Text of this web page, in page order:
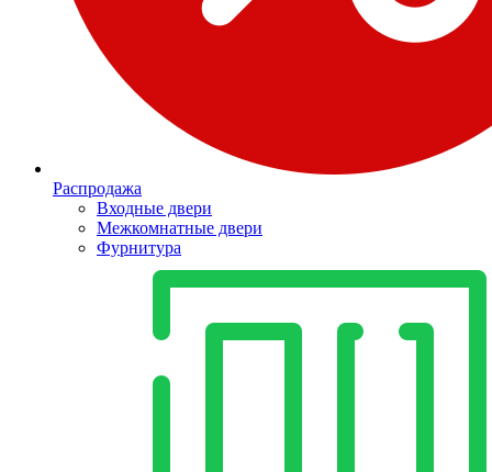
Распродажа
Входные двери
Межкомнатные двери
Фурнитура